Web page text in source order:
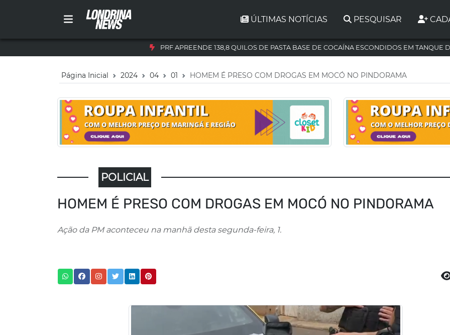
ÚLTIMAS NOTÍCIAS PESQUISAR
PRF APREENDE 138,8 QUILOS DE PASTA BASE DE COCAÍNA ESCONDIDOS EM TANQUE
Página Inicial 2024 04 01 HOMEM É PRESO COM DROGAS EM MOCÓ NO PINDORAMA
POLICIAL
HOMEM É PRESO COM DROGAS EM MOCÓ NO PINDORAMA
Ação da PM aconteceu na manhã desta segunda-feira, 1.